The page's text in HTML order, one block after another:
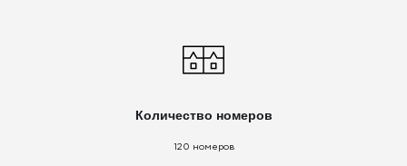
Количество номеров
120 номеров